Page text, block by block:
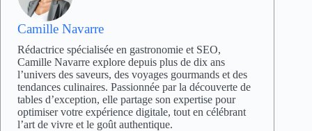
Camille Navarre
Rédactrice spécialisée en gastronomie et SEO,
Camille Navarre explore depuis plus de dix ans
l’univers des saveurs, des voyages gourmands et des
tendances culinaires. Passionnée par la découverte de
tables d’exception, elle partage son expertise pour
optimiser votre expérience digitale, tout en célébrant
l’art de vivre et le goût authentique.